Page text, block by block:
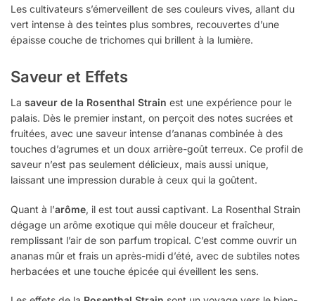
Les cultivateurs s’émerveillent de ses couleurs vives, allant du
vert intense à des teintes plus sombres, recouvertes d’une
épaisse couche de trichomes qui brillent à la lumière.
Saveur et Effets
La saveur de la Rosenthal Strain est une expérience pour le
palais. Dès le premier instant, on perçoit des notes sucrées et
fruitées, avec une saveur intense d’ananas combinée à des
touches d’agrumes et un doux arrière-goût terreux. Ce profil de
saveur n’est pas seulement délicieux, mais aussi unique,
laissant une impression durable à ceux qui la goûtent.
Quant à l’arôme, il est tout aussi captivant. La Rosenthal Strain
dégage un arôme exotique qui mêle douceur et fraîcheur,
remplissant l’air de son parfum tropical. C’est comme ouvrir un
ananas mûr et frais un après-midi d’été, avec de subtiles notes
herbacées et une touche épicée qui éveillent les sens.